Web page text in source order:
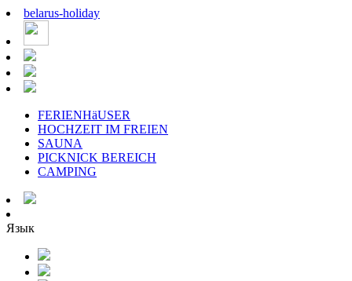
belarus-holiday
FERIENHäUSER
HOCHZEIT IM FREIEN
SAUNA
PICKNICK BEREICH
CAMPING
Язык